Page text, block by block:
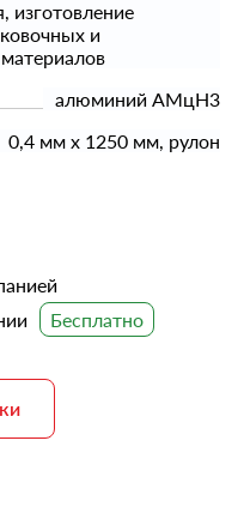
изготовление
и
алюминий АМцН3
0,4 мм x 1250 мм, рулон